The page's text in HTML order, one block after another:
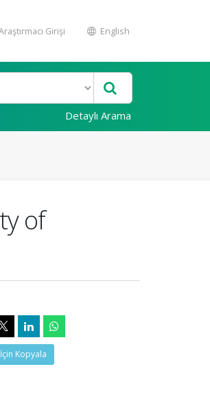
Girişi English
Detaylı Arama
of
Kopyala